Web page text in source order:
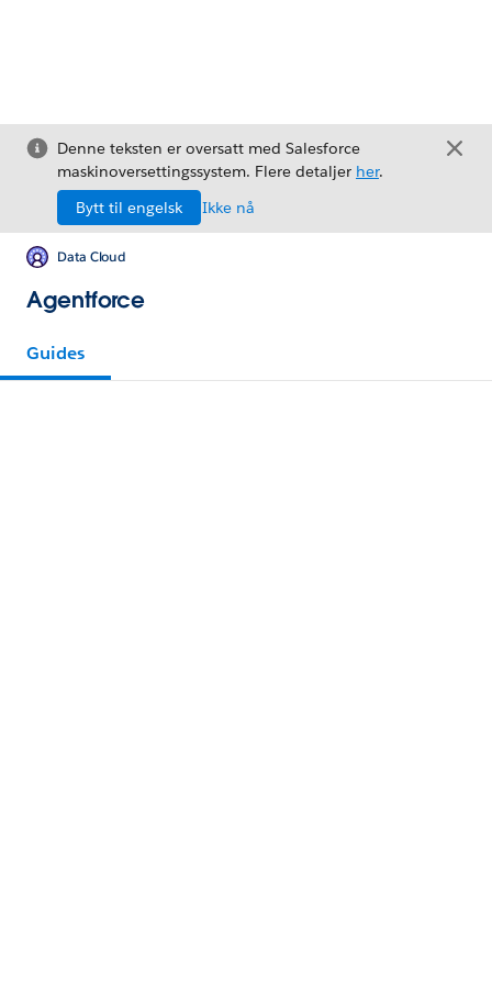
Denne teksten er oversatt med Salesforce
maskinoversettingssystem. Flere detaljer her.
Bytt til engelsk
Ikke nå
Data Cloud
Agentforce
Guides